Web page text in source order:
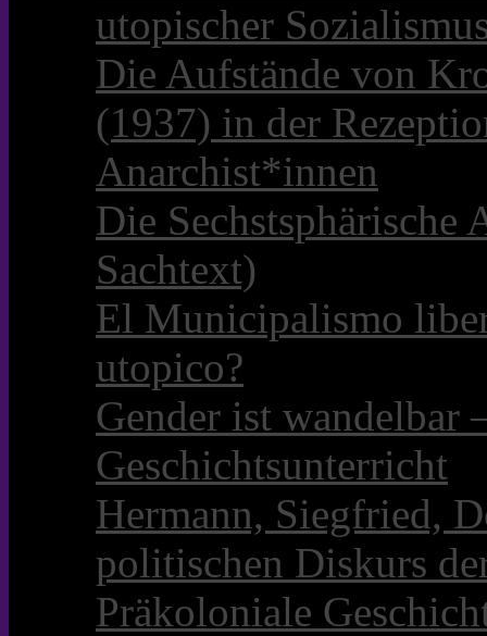
utopischer
Die Aufstände von
(1937) in der
Anarchist*innen
Die Sechstsphärische
Sachtext)
El Municipalismo
utopico?
Gender ist
Geschichtsunterricht
Hermann, Siegfried,
politischen Diskurs
Präkoloniale